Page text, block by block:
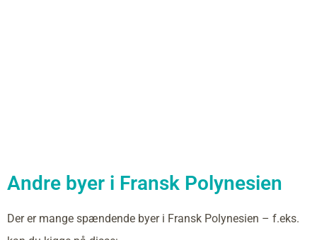
Andre byer i Fransk Polynesien
Der er mange spændende byer i Fransk Polynesien – f.eks.